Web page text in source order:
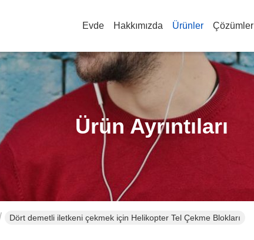
Evde Hakkımızda Ürünler Çözümler
Ürün Ayrıntıları
Dört demetli iletkeni çekmek için Helikopter Tel Çekme Blokları